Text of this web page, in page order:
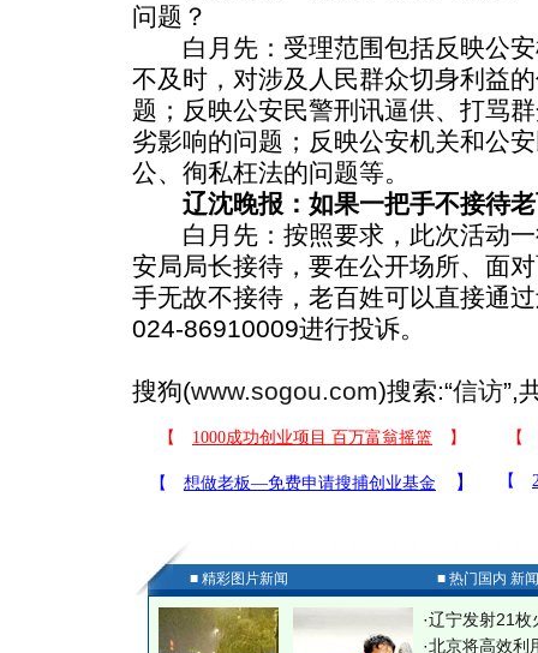
问题？
白月先：受理范围包括反映公安
不及时，对涉及人民群众切身利益
题；反映公安民警刑讯逼供、打骂
劣影响的问题；反映公安机关和公
公、徇私枉法的问题等。
辽沈晚报：如果一把手不接待
白月先：按照要求，此次活动一
安局局长接待，要在公开场所、面
手无故不接待，老百姓可以直接通
024-86910009进行投诉。
搜狗(www.sogou.com)搜索:“信访”,
■ 精彩图片新闻 ■ 热门国内 新
·辽宁发射21枚
·北京将高效利